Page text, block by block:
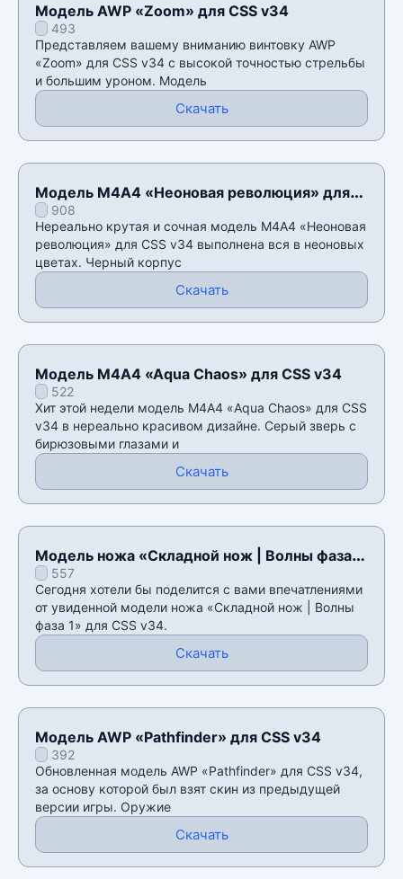
Модель AWP «Zoom» для CSS v34
493
Представляем вашему вниманию винтовку AWP
«Zoom» для CSS v34 с высокой точностью стрельбы
и большим уроном. Модель
Скачать
Модель M4A4 «Неоновая революция» для
CSS v34
908
Нереально крутая и сочная модель M4A4 «Неоновая
революция» для CSS v34 выполнена вся в неоновых
цветах. Черный корпус
Скачать
Модель M4A4 «Aqua Chaos» для CSS v34
522
Хит этой недели модель M4A4 «Aqua Chaos» для CSS
v34 в нереально красивом дизайне. Серый зверь с
бирюзовыми глазами и
Скачать
Модель ножа «Складной нож | Волны фаза
1» для CSS v34
557
Сегодня хотели бы поделится с вами впечатлениями
от увиденной модели ножа «Складной нож | Волны
фаза 1» для CSS v34.
Скачать
Модель AWP «Pathfinder» для CSS v34
392
Обновленная модель AWP «Pathfinder» для CSS v34,
за основу которой был взят скин из предыдущей
версии игры. Оружие
Скачать